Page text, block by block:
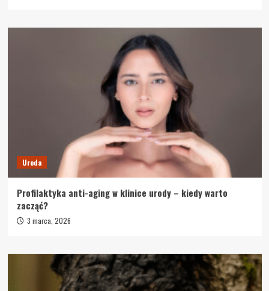
Uroda
Profilaktyka anti-aging w klinice urody – kiedy warto
zacząć?
3 marca, 2026